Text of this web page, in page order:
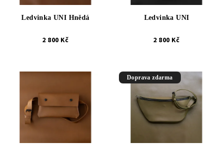
Ledvinka UNI Hnědá
2 800 Kč
Ledvinka UNI
2 800 Kč
Doprava zdarma